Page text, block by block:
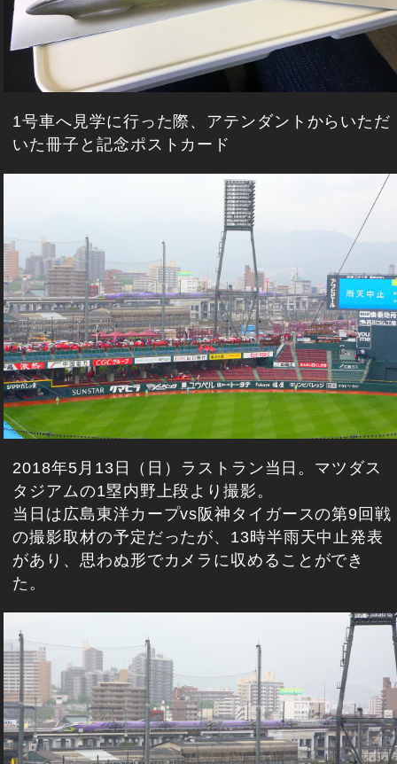
1号車へ見学に行った際、アテンダントからいただ
いた冊子と記念ポストカード
2018年5月13日（日）ラストラン当日。マツダス
タジアムの1塁内野上段より撮影。
当日は広島東洋カープvs阪神タイガースの第9回戦
の撮影取材の予定だったが、13時半雨天中止発表
があり、思わぬ形でカメラに収めることができ
た。